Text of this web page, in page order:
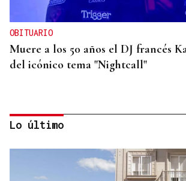
OBITUARIO
Muere a los 50 años el DJ francés
del icónico tema "Nightcall"
Lo último